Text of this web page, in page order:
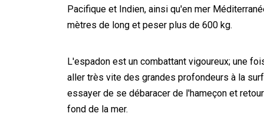
Pacifique et Indien, ainsi qu'en mer
mètres de long et peser plus de 600 kg.
L'espadon est un combattant vigoureux; une
aller très vite des grandes profondeurs à la
essayer de se débaracer de l'hameçon et
fond de la mer.